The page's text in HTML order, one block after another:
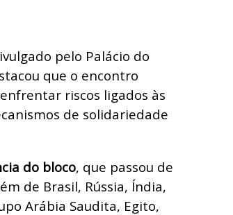
pelo Palácio do
que o encontro
riscos ligados às
de solidariedade
do bloco, que passou de
de Brasil, Rússia, Índia,
Arábia Saudita, Egito,